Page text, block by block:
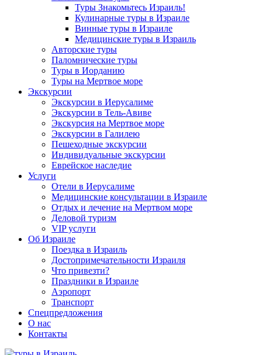
Туры Знакомьтесь Израиль!
Кулинарные туры в Израиле
Винные туры в Израиле
Медицинские туры в Израиль
Авторские туры
Паломнические туры
Туры в Иорданию
Туры на Мертвое море
Экскурсии
Экскурсии в Иерусалиме
Экскурсии в Тель-Авиве
Экскурсия на Мертвое море
Экскурсии в Галилею
Пешеходные экскурсии
Индивидуальные экскурсии
Еврейское наследие
Услуги
Отели в Иерусалиме
Медицинские консультации в Израиле
Отдых и лечение на Мертвом море
Деловой туризм
VIP услуги
Об Израиле
Поездка в Израиль
Достопримечательности Израиля
Что привезти?
Праздники в Израиле
Аэропорт
Транспорт
Спецпредложения
О нас
Контакты